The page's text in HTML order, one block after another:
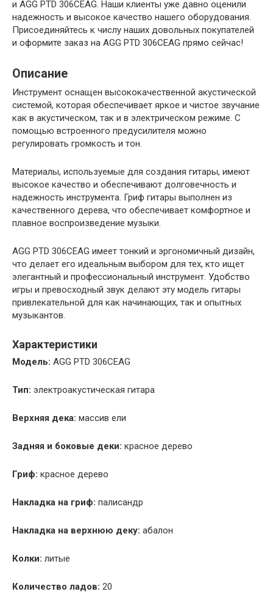
и AGG PTD 306CEAG. Наши клиенты уже давно оценили
надежность и высокое качество нашего оборудования.
Присоединяйтесь к числу наших довольных покупателей
и оформите заказ на AGG PTD 306CEAG прямо сейчас!
Описание
Инструмент оснащен высококачественной акустической
системой, которая обеспечивает яркое и чистое звучание
как в акустическом, так и в электрическом режиме. С
помощью встроенного предусилителя можно
регулировать громкость и тон.
Материалы, используемые для создания гитары, имеют
высокое качество и обеспечивают долговечность и
надежность инструмента. Гриф гитары выполнен из
качественного дерева, что обеспечивает комфортное и
плавное воспроизведение музыки.
AGG PTD 306CEAG имеет тонкий и эргономичный дизайн,
что делает его идеальным выбором для тех, кто ищет
элегантный и профессиональный инструмент. Удобство
игры и превосходный звук делают эту модель гитары
привлекательной для как начинающих, так и опытных
музыкантов.
Характеристики
Модель: AGG PTD 306CEAG
Тип: электроакустическая гитара
Верхняя дека: массив ели
Задняя и боковые деки: красное дерево
Гриф: красное дерево
Накладка на гриф: палисандр
Накладка на верхнюю деку: абалон
Колки: литые
Количество ладов: 20